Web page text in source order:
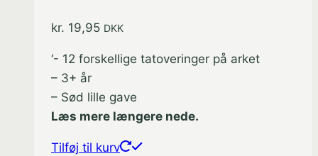
kr. 19,95 DKK
‘- 12 forskellige tatoveringer på arket
– 3+ år
– Sød lille gave
Læs mere længere nede.
Tilføj til kurv